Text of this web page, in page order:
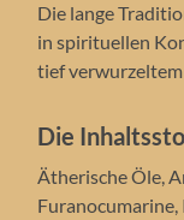
Die lange
in spirituellen
tief
Die
Ätherische Öle,